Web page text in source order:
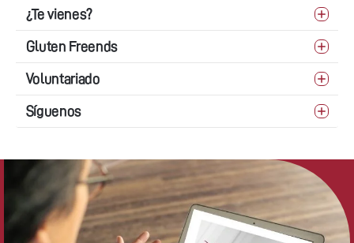
¿Te vienes?
Gluten Freends
Voluntariado
Síguenos